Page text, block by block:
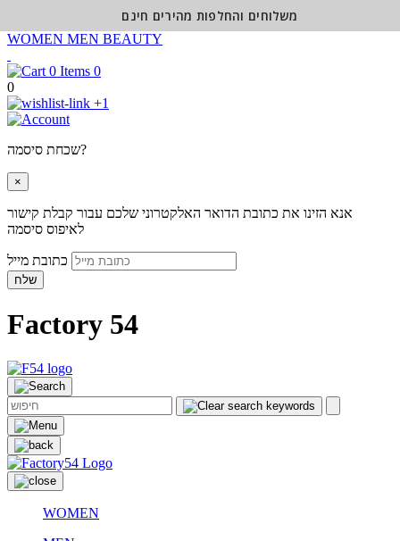
WOMEN MEN BEAUTY
0
0
+1
שכחת סיסמה?
×
אנא הזינו את כתובת הדואר האלקטרוני שלכם עבור קבלת קישור
לאיפוס סיסמה
שלח
Factory 54
WOMEN
משלוחים והחלפות מהירים חינם